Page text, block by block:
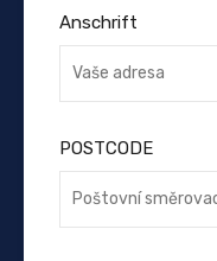
Anschrift
POSTCODE